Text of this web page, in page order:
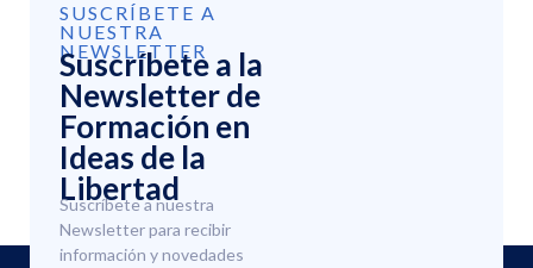
SUSCRÍBETE A
NUESTRA
NEWSLETTER
Suscríbete a la
Newsletter de
Formación en
Ideas de la
Libertad
Suscríbete a nuestra
Newsletter para recibir
información y novedades